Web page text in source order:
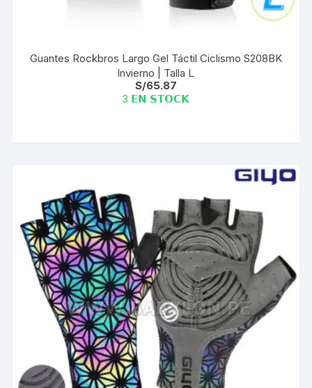
Guantes Rockbros Largo Gel Táctil Ciclismo S208BK
Invierno | Talla L
S/65.87
3 𝗘𝗡 𝗦𝗧𝗢𝗖𝗞